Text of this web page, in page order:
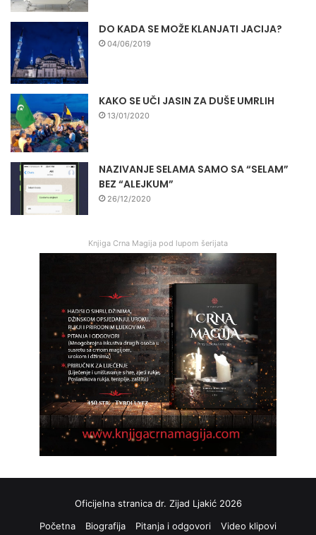
DO KADA SE MOŽE KLANJATI JACIJA?
04/06/2019
KAKO SE UČI JASIN ZA DUŠE UMRLIH
13/01/2020
NAZIVANJE SELAMA SAMO SA “SELAM”
BEZ “ALEJKUM”
26/12/2020
Knjiga Crna Magija pod lupom šerijata
Oficijelna stranica dr. Zijad Ljakić 2026
Početna
Biografija Pitanja i odgovori Video klipovi